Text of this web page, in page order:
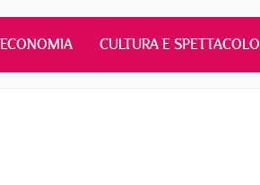
ECONOMIA CULTURA E SPETTACOLO